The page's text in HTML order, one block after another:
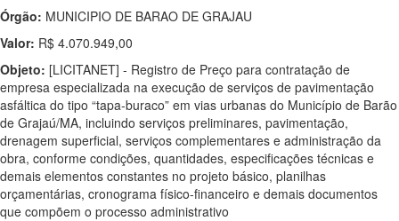
Órgão: MUNICIPIO DE BARAO DE GRAJAU
Valor: R$ 4.070.949,00
Objeto: [LICITANET] - Registro de Preço para contratação de
empresa especializada na execução de serviços de pavimentação
asfáltica do tipo “tapa-buraco” em vias urbanas do Município de Barão
de Grajaú/MA, incluindo serviços preliminares, pavimentação,
drenagem superficial, serviços complementares e administração da
obra, conforme condições, quantidades, especificações técnicas e
demais elementos constantes no projeto básico, planilhas
orçamentárias, cronograma físico-financeiro e demais documentos
que compõem o processo administrativo